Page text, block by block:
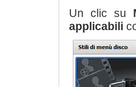
Un clic su
applicabili